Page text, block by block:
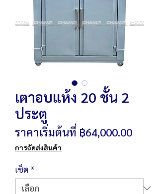
เตาอบแห้ง 20 ชั้น 2
ประตู
ราคาเริ่มต้นที่ ฿64,000.00ราคา
การจัดส่งสินค้า
เซ็ต *